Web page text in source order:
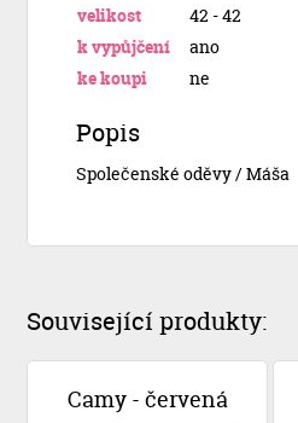
velikost
42 - 42
k vypůjčení
ano
ke koupi
ne
Popis
Společenské oděvy / Máša
Související produkty:
Camy - červená